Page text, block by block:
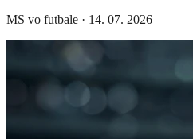
MS vo futbale · 14. 07. 2026